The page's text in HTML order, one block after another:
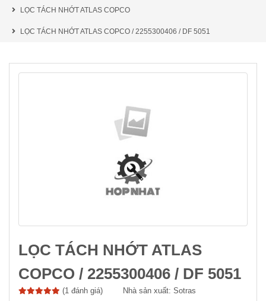
LỌC TÁCH NHỚT ATLAS COPCO
LỌC TÁCH NHỚT ATLAS COPCO / 2255300406 / DF 5051
LỌC TÁCH NHỚT ATLAS
COPCO / 2255300406 / DF 5051
(1 đánh giá) Nhà sản xuất: Sotras